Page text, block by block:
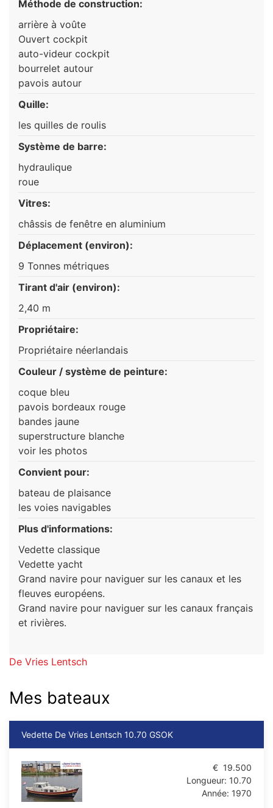
Méthode de construction:
arrière à voûte
Ouvert cockpit
auto-videur cockpit
bourrelet autour
pavois autour
Quille:
les quilles de roulis
Système de barre:
hydraulique
roue
Vitres:
châssis de fenêtre en aluminium
Déplacement (environ):
9 Tonnes métriques
Tirant d'air (environ):
2,40 m
Propriétaire:
Propriétaire néerlandais
Couleur / système de peinture:
coque bleu
pavois bordeaux rouge
bandes jaune
superstructure blanche
voir les photos
Convient pour:
bateau de plaisance
les voies navigables
Plus d'informations:
Vedette classique
Vedette yacht
Grand navire pour naviguer sur les canaux et les
fleuves européens.
Grand navire pour naviguer sur les canaux français
et rivières.
De Vries Lentsch
Mes bateaux
Vedette De Vries Lentsch 10.70 GSOK
€ 19.500
Longueur: 10.70
Année: 1970